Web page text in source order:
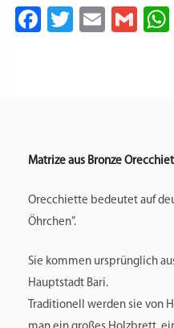
2.5,
MPF
Facebook
Twitter
Email
Matrize aus Bronze
Orecchiette bedeutet auf
Öhrchen”.
Sie kommen ursprünglich
Hauptstadt Bari.
Traditionell werden sie von
man ein großes Holzbrett,